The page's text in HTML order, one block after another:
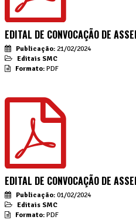
EDITAL DE CONVOCAÇÃO DE
Publicação: 21/02/2024
Editais SMC
Formato: PDF
EDITAL DE CONVOCAÇÃO DE
Publicação: 01/02/2024
Editais SMC
Formato: PDF